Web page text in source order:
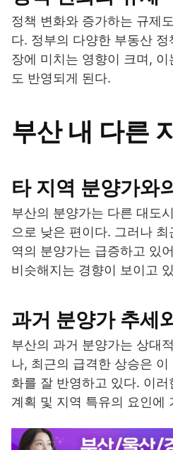
정책 변화와 증가하는 규제
다. 정부의 다양한 부동산
장에 미치는 영향이 크며,
도 반영되게 된다.
부산 내 다른
타 지역 분양가와
부산의 분양가는 다른 대도
으로 낮은 편이다. 그러나
역의 분양가는 급증하고 있
비슷해지는 경향이 보이고
과거 분양가 추세
부산의 과거 분양가는 상대
나, 최근의 급격한 상승은
화를 잘 반영하고 있다. 이
계획 및 지역 특유의 요인에